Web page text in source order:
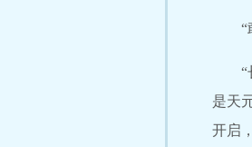
“
“
是天
开启